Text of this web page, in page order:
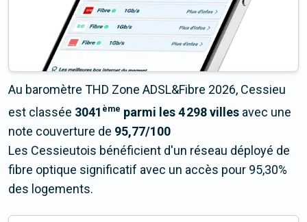
Au baromètre THD Zone ADSL&Fibre 2026, Cessieu
est classée 3041 ème parmi les 4 298 villes avec une
note couverture de 95,77/100
Les Cessieutois bénéficient d'un réseau déployé de
fibre optique significatif avec un accès pour 95,30%
des logements.